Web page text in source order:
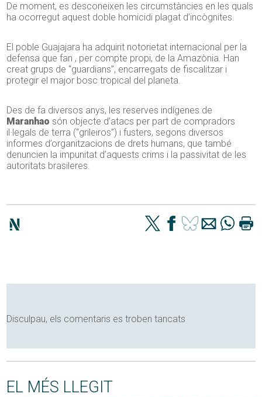
De moment, es desconeixen les circumstàncies en les quals
ha ocorregut aquest doble homicidi plagat d’incògnites.
El poble Guajajara ha adquirit notorietat internacional per la
defensa que fan , per compte propi, de la Amazònia. Han
creat grups de “guardians”, encarregats de fiscalitzar i
protegir el major bosc tropical del planeta.
Des de fa diversos anys, les reserves indígenes de
Maranhao són objecte d’atacs per part de compradors
il·legals de terra (“grileiros”) i fusters, segons diversos
informes d’organitzacions de drets humans, que també
denuncien la impunitat d’aquests crims i la passivitat de les
autoritats brasileres.
Disculpau, els comentaris es troben tancats
EL MÉS LLEGIT